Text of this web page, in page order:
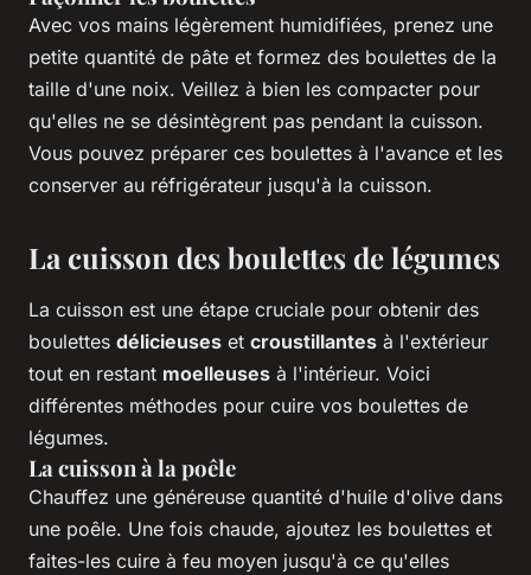
Avec vos mains légèrement humidifiées, prenez une
petite quantité de pâte et formez des boulettes de la
taille d'une noix. Veillez à bien les compacter pour
qu'elles ne se désintègrent pas pendant la cuisson.
Vous pouvez préparer ces boulettes à l'avance et les
conserver au réfrigérateur jusqu'à la cuisson.
La cuisson des boulettes de légumes
La cuisson est une étape cruciale pour obtenir des
boulettes délicieuses et croustillantes à l'extérieur
tout en restant moelleuses à l'intérieur. Voici
différentes méthodes pour cuire vos boulettes de
légumes.
La cuisson à la poêle
Chauffez une généreuse quantité d'huile d'olive dans
une poêle. Une fois chaude, ajoutez les boulettes et
faites-les cuire à feu moyen jusqu'à ce qu'elles